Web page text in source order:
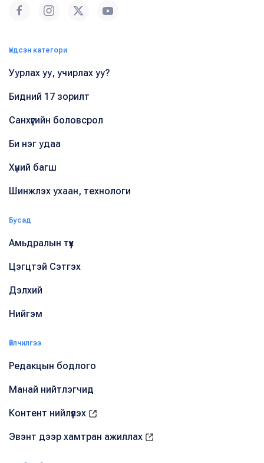
Үндсэн категори
Уурлах уу, учирлах уу?
Бидний 17 зорилт
Санхүүгийн боловсрол
Би нэг удаа
Хүний багш
Шинжлэх ухаан, технологи
Бусад
Амьдралын түүх
Цэгцтэй Сэтгэх
Дэлхий
Нийгэм
Үйлчилгээ
Редакцын бодлого
Манай нийтлэгчид
Контент нийлүүлэх
Эвэнт дээр хамтран ажиллах